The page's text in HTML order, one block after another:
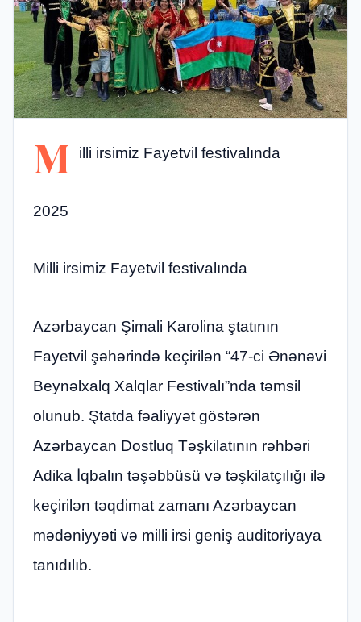
M illi irsimiz Fayetvil festivalında
2025
Milli irsimiz Fayetvil festivalında
Azərbaycan Şimali Karolina ştatının
Fayetvil şəhərində keçirilən “47-ci Ənənəvi
Beynəlxalq Xalqlar Festivalı”nda təmsil
olunub. Ştatda fəaliyyət göstərən
Azərbaycan Dostluq Təşkilatının rəhbəri
Adika İqbalın təşəbbüsü və təşkilatçılığı ilə
keçirilən təqdimat zamanı Azərbaycan
mədəniyyəti və milli irsi geniş auditoriyaya
tanıdılıb.